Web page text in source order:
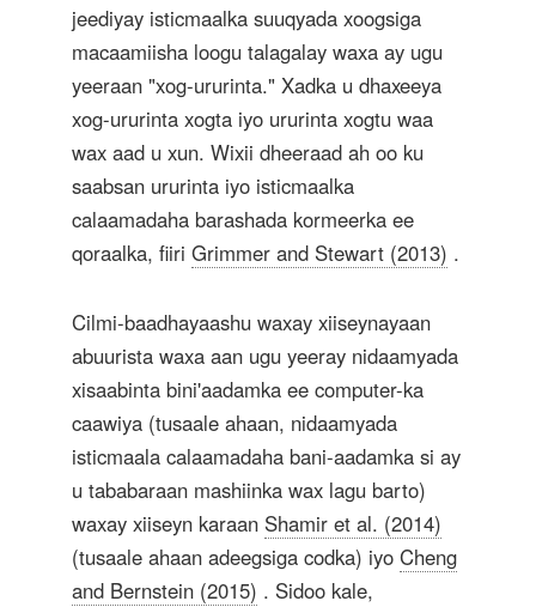
jeediyay isticmaalka suuqyada xoogsiga
macaamiisha loogu talagalay waxa ay ugu
yeeraan "xog-ururinta." Xadka u dhaxeeya
xog-ururinta xogta iyo ururinta xogtu waa
wax aad u xun. Wixii dheeraad ah oo ku
saabsan ururinta iyo isticmaalka
calaamadaha barashada kormeerka ee
qoraalka, fiiri Grimmer and Stewart (2013) .
Cilmi-baadhayaashu waxay xiiseynayaan
abuurista waxa aan ugu yeeray nidaamyada
xisaabinta bini'aadamka ee computer-ka
caawiya (tusaale ahaan, nidaamyada
isticmaala calaamadaha bani-aadamka si ay
u tababaraan mashiinka wax lagu barto)
waxay xiiseyn karaan Shamir et al. (2014)
(tusaale ahaan adeegsiga codka) iyo Cheng
and Bernstein (2015) . Sidoo kale,